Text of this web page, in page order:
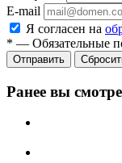
E-mail
Я согласен на
* — Обязательные
Ранее вы